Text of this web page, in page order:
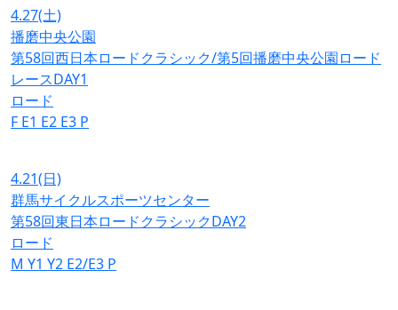
4.27(土)
播磨中央公園
第58回西日本ロードクラシック/第5回播磨中央公園ロード
レースDAY1
ロード
F E1 E2 E3 P
4.21(日)
群馬サイクルスポーツセンター
第58回東日本ロードクラシックDAY2
ロード
M Y1 Y2 E2/E3 P